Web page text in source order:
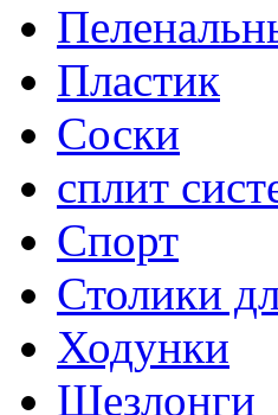
Пластик
Соски
сплит
Спорт
Столики
Ходунки
Шезлонги